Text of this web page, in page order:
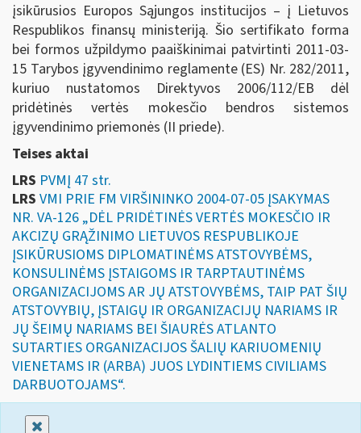
įsikūrusios Europos Sąjungos institucijos – į Lietuvos
Respublikos finansų ministeriją. Šio sertifikato forma
bei formos užpildymo paaiškinimai patvirtinti 2011-03-
15 Tarybos įgyvendinimo reglamente (ES) Nr. 282/2011,
kuriuo nustatomos Direktyvos 2006/112/EB dėl
pridėtinės vertės mokesčio bendros sistemos
įgyvendinimo priemonės (II priede).
Teises aktai
LRS PVMĮ 47 str.
LRS VMI PRIE FM VIRŠININKO 2004-07-05 ĮSAKYMAS
NR. VA-126 „DĖL PRIDĖTINĖS VERTĖS MOKESČIO IR
AKCIZŲ GRĄŽINIMO LIETUVOS RESPUBLIKOJE
ĮSIKŪRUSIOMS DIPLOMATINĖMS ATSTOVYBĖMS,
KONSULINĖMS ĮSTAIGOMS IR TARPTAUTINĖMS
ORGANIZACIJOMS AR JŲ ATSTOVYBĖMS, TAIP PAT ŠIŲ
ATSTOVYBIŲ, ĮSTAIGŲ IR ORGANIZACIJŲ NARIAMS IR
JŲ ŠEIMŲ NARIAMS BEI ŠIAURĖS ATLANTO
SUTARTIES ORGANIZACIJOS ŠALIŲ KARIUOMENIŲ
VIENETAMS IR (ARBA) JUOS LYDINTIEMS CIVILIAMS
DARBUOTOJAMS“.